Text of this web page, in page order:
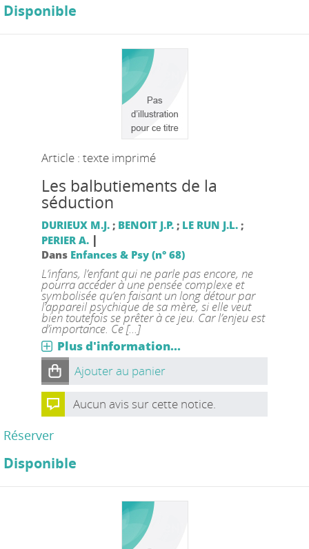
Disponible
Article : texte imprimé
Les balbutiements de la
séduction
DURIEUX M.J.; BENOIT J.P.; LE RUN J.L.;
PERIER A. |
Dans Enfances & Psy (n° 68)
L’infans, l’enfant qui ne parle pas encore, ne
pourra accéder à une pensée complexe et
symbolisée qu’en faisant un long détour par
l’appareil psychique de sa mère, si elle veut
bien toutefois se prêter à ce jeu. Car l’enjeu est
d’importance. Ce [...]
Plus d'information...
Ajouter au panier
Aucun avis sur cette notice.
Réserver
Disponible